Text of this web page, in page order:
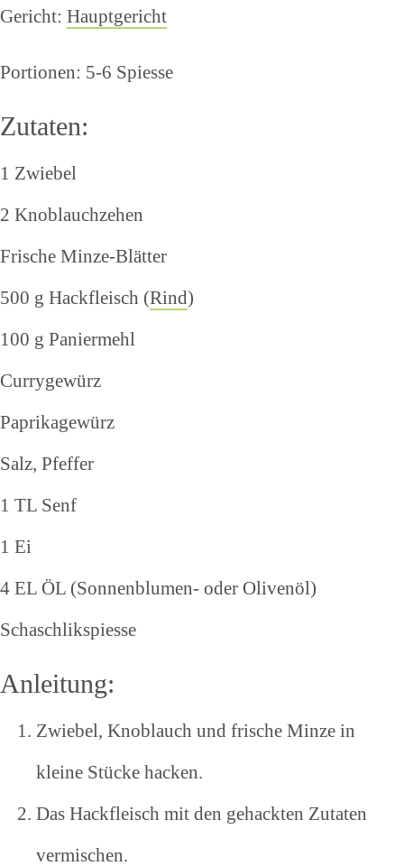
Gericht: Hauptgericht
Portionen: 5-6 Spiesse
Zutaten:
1 Zwiebel
2 Knoblauchzehen
Frische Minze-Blätter
500 g Hackfleisch (Rind)
100 g Paniermehl
Currygewürz
Paprikagewürz
Salz, Pfeffer
1 TL Senf
1 Ei
4 EL ÖL (Sonnenblumen- oder Olivenöl)
Schaschlikspiesse
Anleitung:
Zwiebel, Knoblauch und frische Minze in
kleine Stücke hacken.
Das Hackfleisch mit den gehackten Zutaten
vermischen.